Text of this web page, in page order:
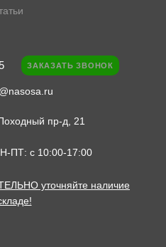
ЗАКАЗАТЬ ЗВОНОК
пр-д, 21
ПТ: с 10:00-17:00
уточняйте наличие